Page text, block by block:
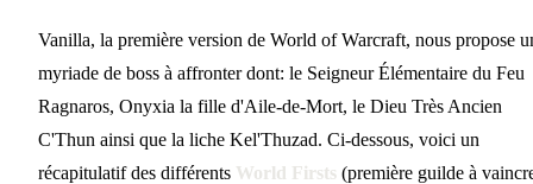
Vanilla, la première version de World of Warcraft, nous propose
myriade de boss à affronter dont: le Seigneur Élémentaire du Feu
Ragnaros, Onyxia la fille d'Aile-de-Mort, le Dieu Très Ancien
C'Thun ainsi que la liche Kel'Thuzad. Ci-dessous, voici un
récapitulatif des différents World Firsts (première guilde à